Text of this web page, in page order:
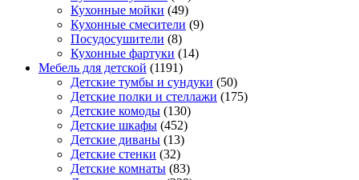
Кухонные мойки (49)
Кухонные смесители (9)
Посудосушители (8)
Кухонные фартуки (14)
Мебель для детской (1191)
Детские тумбы и сундуки (50)
Детские полки и стеллажи (175)
Детские комоды (130)
Детские шкафы (452)
Детские диваны (13)
Детские стенки (32)
Детские комнаты (83)